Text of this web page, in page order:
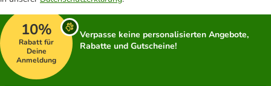
10%
Rabatt für
Deine
Anmeldung
Verpasse keine personalisierten Angebote,
Rabatte und Gutscheine!